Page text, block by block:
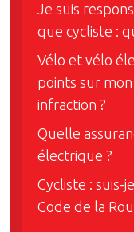
Je suis
que cycliste :
Vélo et vélo
points sur
infraction ?
Quelle
électrique ?
Cycliste : suis-
Code de la